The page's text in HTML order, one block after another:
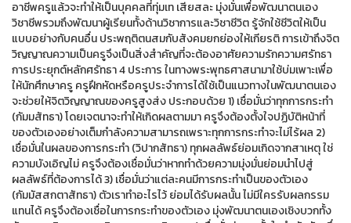
อาชีพครูแล้วจะทำให้เป็นบุคคลที่ทุ่มเท เสียสละ มุ่งมั่นเพื่อพัฒนาตนเอง
วิชาชีพรวมถึงพัฒนาผู้เรียนทั้งด้านวิชาการและวิชาชีวิต รู้จักใช้ชีวิตให้เป็น
แบบอย่างกับคนอื่น ประพฤติตนสมกับสังคมยกย่องให้เกียรติ การเข้าถึงจิต
วิญญาณความเป็นครูจึงเป็นสิ่งสำคัญที่จะต้องอาศัยความรักความศรัทธา
การประยุกต์หลักศรัทธา 4 ประการ ในทางพระพุทธศาสนามาใช้บ่มเพาะเพื่อ
ให้นักศึกษาครู ครูฝึกหัดหรือครูประจำการได้ใช้เป็นแนวทางในพัฒนาตนเอง
จะช่วยให้จิตวิญญาณของครูสูงส่ง ประกอบด้วย 1) เชื่อมั่นว่าทุกการกระทำ
(กัมมสัทธา) โดยเจตนาจะทำให้เกิดผลตามมา ครูจึงต้องตั้งใจปฏิบัติหน้าที่
ของตัวเองอย่างเต็มกำลังความสามารถเพราะทุกการกระทำจะไม่ไร้ผล 2)
เชื่อมั่นในผลของการกระทำ (วิปากสัทธา) ทุกผลลัพธ์ย่อมเกิดจากสาเหตุ ใช่
ความบังเอิญไม่ ครูจึงต้องเชื่อมั่นว่าหากทำด้วยความมุ่งมั่นย่อมนำไปสู่
ผลลัพธ์ที่ต้องการได้ 3) เชื่อมั่นว่าแต่ละคนมีการกระทำเป็นของตัวเอง
(กัมมัสสกตาสัทธา) ตัวเราทำอะไรไว้ ย่อมได้รับผลนั้น ไม่มีใครรับผลกรรม
แทนได้ ครูจึงต้องเชื่อในการกระทำของตัวเอง มุ่งพัฒนาตนเองเชิงบวกทั้ง